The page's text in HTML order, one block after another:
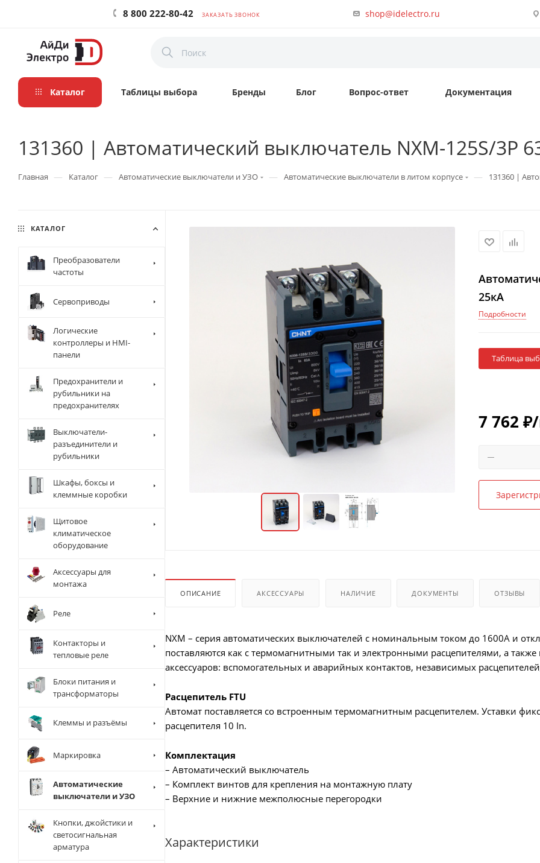
8 800 222-80-42 ЗАКАЗАТЬ ЗВОНОК shop@idelectro.ru
Каталог Таблицы выбора Бренды Блог Вопрос-ответ Документация
131360 | Автоматический выключатель NXM-125S/3P
Главная — Каталог — Автоматические выключатели и УЗО — Автоматические выключатели в литом корпусе — 131360 |
25кА
Подробности
Таблица
7 762 ₽
ОПИСАНИЕ АКСЕССУАРЫ НАЛИЧИЕ ДОКУМЕНТЫ ОТЗЫВЫ
NXM – серия автоматических выключателей с номинальным током до 1600А и
поставляются как с термомагнитными так и электронными расцепителями, а
аксессуаров: вспомогательных и аварийных контактов, независимых
Расцепитель FTU
Автомат поставляется со встроенным термомагнитным расцепителем. Уставки
расцепителя 10 In.
Комплектация
– Автоматический выключатель
– Комплект винтов для крепления на монтажную плату
– Верхние и нижние межполюсные перегородки
Характеристики
КАТАЛОГ
Преобразователи
частоты
Сервоприводы
Логические
контроллеры и HMI-
панели
Предохранители и
рубильники на
предохранителях
Выключатели-
разъединители и
рубильники
Шкафы, боксы и
клеммные коробки
Щитовое
климатическое
оборудование
Аксессуары для
монтажа
Реле
Контакторы и
тепловые реле
Блоки питания и
трансформаторы
Клеммы и разъёмы
Маркировка
Автоматические
выключатели и УЗО
Кнопки, джойстики и
светосигнальная
арматура